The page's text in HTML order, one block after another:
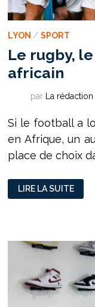
LYON / SPORT
Le rugby,
africain
par La rédaction
Si le football a
en Afrique, un
place de choix
LE
RUGBY,
LE
LIRE LA SUITE